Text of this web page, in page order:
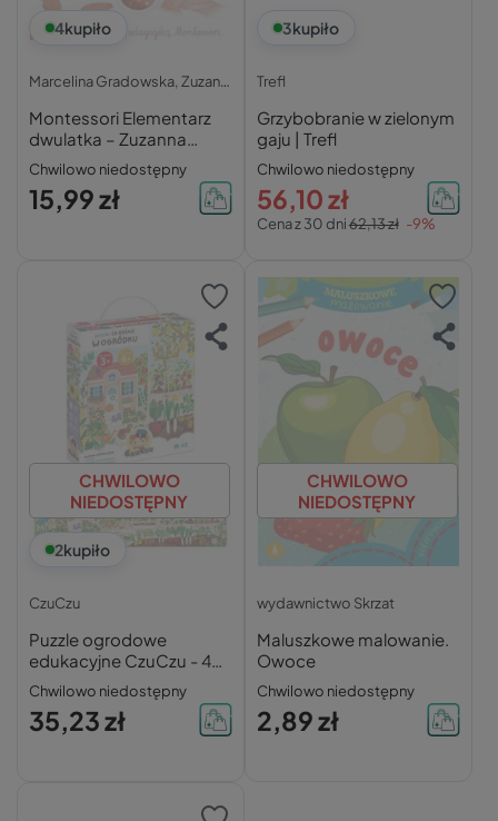
4kupiło
Marcelina Gradowska, Zuzanna Osuchowska,
Montessori Elementarz
dwulatka – Zuzanna
Osuchowska
Chwilowo niedostępny
15,99 zł
3kupiło
Trefl
Grzybobranie w zielonym
gaju | Trefl
Chwilowo niedostępny
Cena z 30 dni62,13 zł -9%
56,10 zł
CHWILOWO
NIEDOSTĘPNY
2kupiło
CzuCzu
Puzzle ogrodowe
edukacyjne CzuCzu - 40
elementów dla dzieci 3+
Chwilowo niedostępny
35,23 zł
CHWILOWO
NIEDOSTĘPNY
wydawnictwo Skrzat
Maluszkowe malowanie.
Owoce
Chwilowo niedostępny
2,89 zł